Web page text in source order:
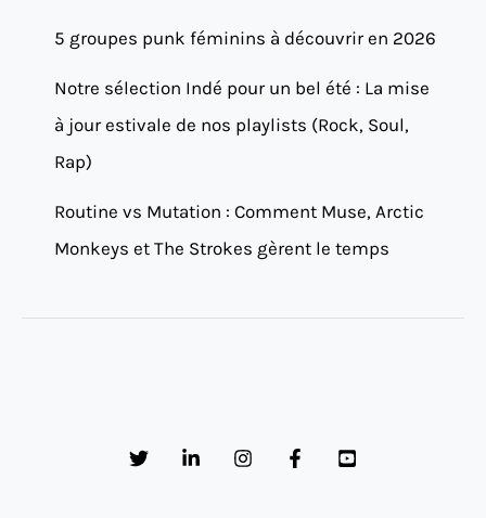
5 groupes punk féminins à découvrir en 2026
Notre sélection Indé pour un bel été : La mise
à jour estivale de nos playlists (Rock, Soul,
Rap)
Routine vs Mutation : Comment Muse, Arctic
Monkeys et The Strokes gèrent le temps